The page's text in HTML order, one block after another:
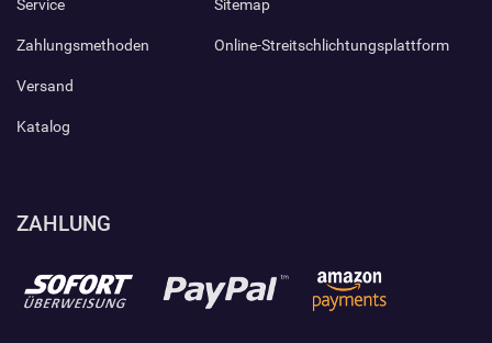
Service
Zahlungsmethoden
Versand
Katalog
Sitemap
Online-Streitschlichtungsplattform
ZAHLUNG